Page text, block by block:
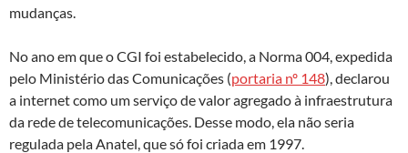
mudanças.
No ano em que o CGI foi estabelecido, a Norma 004, expedida
pelo Ministério das Comunicações (portaria nº 148), declarou
a internet como um serviço de valor agregado à infraestrutura
da rede de telecomunicações. Desse modo, ela não seria
regulada pela Anatel, que só foi criada em 1997.